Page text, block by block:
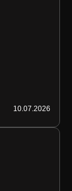
10.07.2026